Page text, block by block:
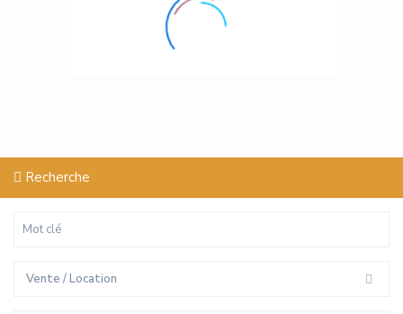
Recherche
Vente / Location